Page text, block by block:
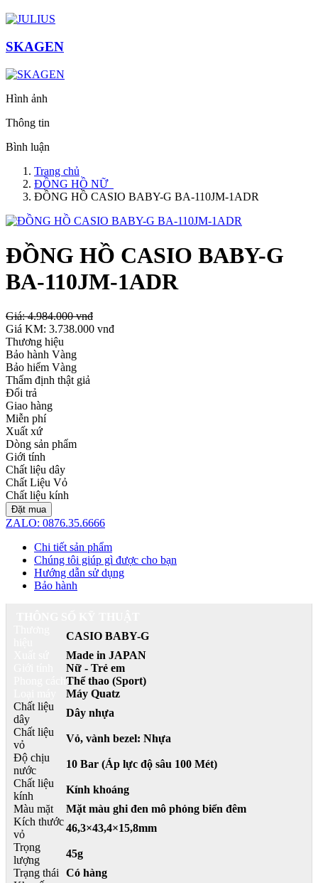
SKAGEN
Hình ảnh
Thông tin
Bình luận
Trang chủ
ĐỒNG HỒ NỮ
ĐỒNG HỒ CASIO BABY-G BA-110JM-1ADR
ĐỒNG HỒ CASIO BABY-G
BA-110JM-1ADR
Giá:4.984.000 vnđ
Giá KM: 3.738.000 vnđ
Thương hiệu
Bảo hành Vàng
Bảo hiểm Vàng
Thẩm định thật giả
Đổi trả
Giao hàng
Miễn phí
Xuất xứ
Dòng sản phẩm
Giới tính
Chất liệu dây
Chất Liệu Vỏ
Chất liệu kính
Đặt mua
ZALO: 0876.35.6666
Chi tiết sản phẩm
Chúng tôi giúp gì được cho bạn
Hướng dẫn sử dụng
Bảo hành
CASIO BABY-G
Made in JAPAN
Nữ - Trẻ em
Thể thao (Sport)
Máy Quatz
Chất liệu
dây
Dây nhựa
Chất liệu
vỏ
Vỏ, vành bezel: Nhựa
Độ chịu
nước
10 Bar (Áp lực độ sâu 100 Mét)
Chất liệu
kính
Kính khoáng
Màu mặt
Mặt màu ghi đen mô phỏng biển đêm
Kích thước
vỏ
46,3×43,4×15,8mm
Trọng
lượng
45g
Trạng thái Có hàng